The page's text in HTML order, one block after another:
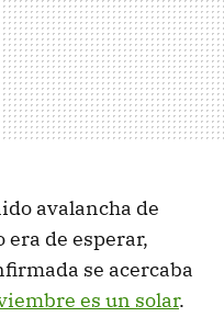
avalancha de
era de esperar,
se acercaba
es un solar.